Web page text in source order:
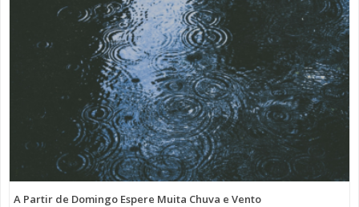
A Partir de Domingo Espere Muita Chuva e Vento